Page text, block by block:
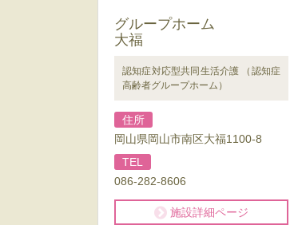
グループホーム
大福
認知症対応型共同生活介護 （認知症
高齢者グループホーム）
住所
岡山県岡山市南区大福1100-8
TEL
086-282-8606
施設詳細ページ